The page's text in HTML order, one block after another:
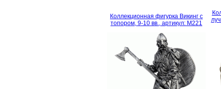
Коллекционная фигурка Викинг с
топором, 9-10 вв., артикул: M221